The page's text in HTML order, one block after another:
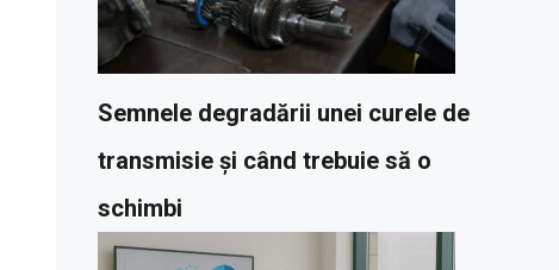
Semnele degradării unei curele de
transmisie și când trebuie să o
schimbi